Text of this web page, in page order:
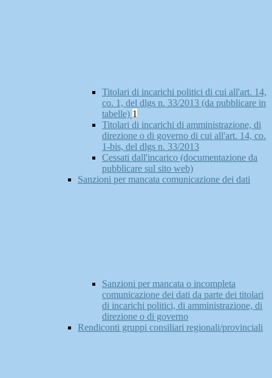
Titolari di incarichi politici di cui all'art. 14,
co. 1, del dlgs n. 33/2013 (da pubblicare in
tabelle) 1
Titolari di incarichi di amministrazione, di
direzione o di governo di cui all'art. 14, co.
1-bis, del dlgs n. 33/2013
Cessati dall'incarico (documentazione da
pubblicare sul sito web)
Sanzioni per mancata comunicazione dei dati
Sanzioni per mancata o incompleta
comunicazione dei dati da parte dei titolari
di incarichi politici, di amministrazione, di
direzione o di governo
Rendiconti gruppi consiliari regionali/provinciali